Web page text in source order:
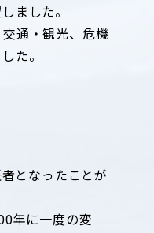
ました。
通・観光、危機
た。
となったことが
年に一度の変